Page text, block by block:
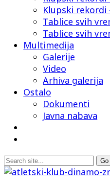
Klupski rekordi
Tablice svih
Tablice svih
Multimedija
Galerije
Video
Arhiva galerija
Ostalo
Dokumenti
Javna nabava